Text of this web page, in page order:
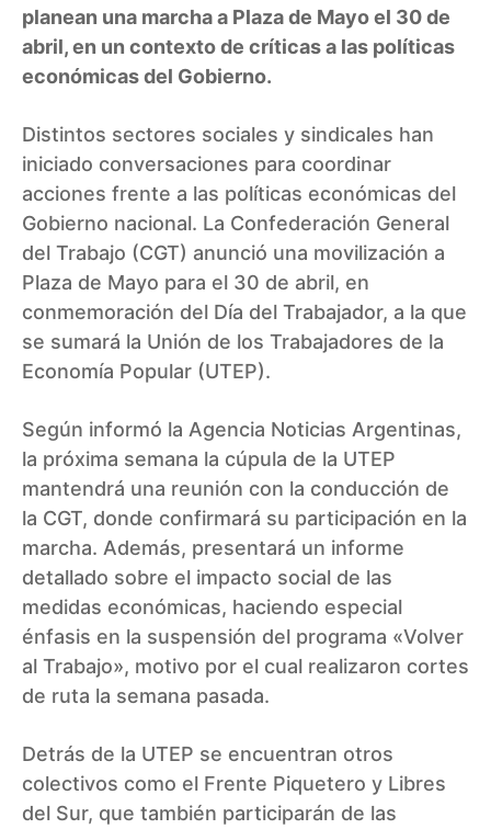
planean una marcha a Plaza de Mayo el 30 de
abril, en un contexto de críticas a las políticas
económicas del Gobierno.
Distintos sectores sociales y sindicales han
iniciado conversaciones para coordinar
acciones frente a las políticas económicas del
Gobierno nacional. La Confederación General
del Trabajo (CGT) anunció una movilización a
Plaza de Mayo para el 30 de abril, en
conmemoración del Día del Trabajador, a la que
se sumará la Unión de los Trabajadores de la
Economía Popular (UTEP).
Según informó la Agencia Noticias Argentinas,
la próxima semana la cúpula de la UTEP
mantendrá una reunión con la conducción de
la CGT, donde confirmará su participación en la
marcha. Además, presentará un informe
detallado sobre el impacto social de las
medidas económicas, haciendo especial
énfasis en la suspensión del programa «Volver
al Trabajo», motivo por el cual realizaron cortes
de ruta la semana pasada.
Detrás de la UTEP se encuentran otros
colectivos como el Frente Piquetero y Libres
del Sur, que también participarán de las